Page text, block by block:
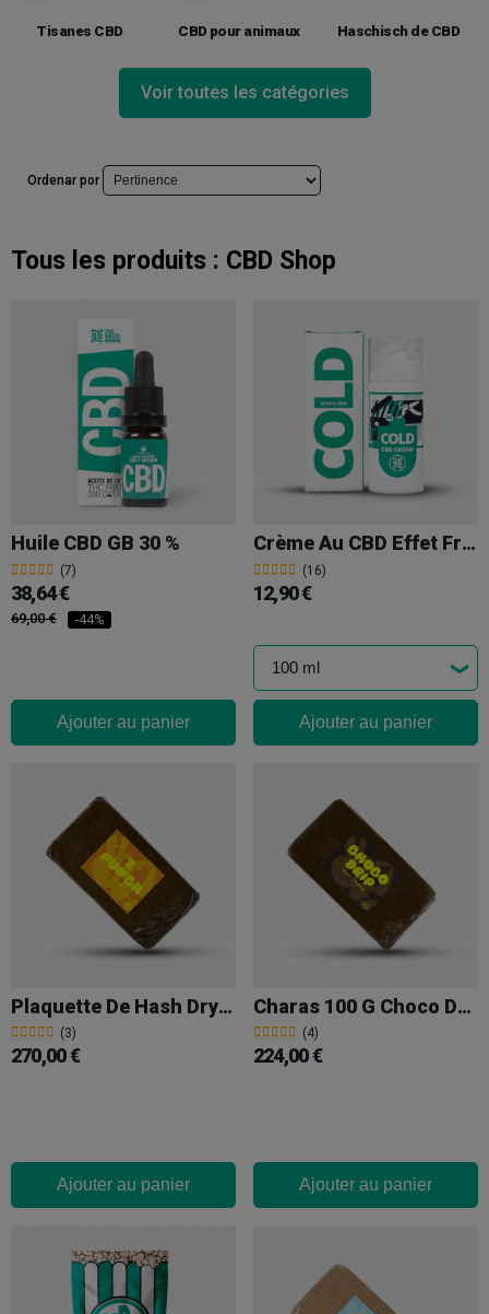
Tisanes CBD CBD pour animaux Haschisch de CBD
Voir toutes les catégories
Ordenar por
Tous les produits : CBD Shop
Huile CBD GB 30 %
(7)
38,64 €
69,00 € -44%
Ajouter au panier
Crème Au CBD Effet Froid GB ‘COLD’
(16)
12,90 €
Ajouter au panier
Plaquette De Hash Dry 100 G Z Punch
(3)
270,00 €
Ajouter au panier
Charas 100 G Choco Drip
(4)
224,00 €
Ajouter au panier